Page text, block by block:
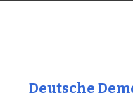
Deutsche